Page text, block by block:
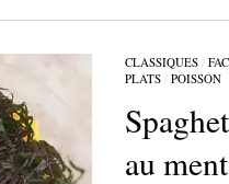
CLASSIQUES/
PLATS/ POISSON
au